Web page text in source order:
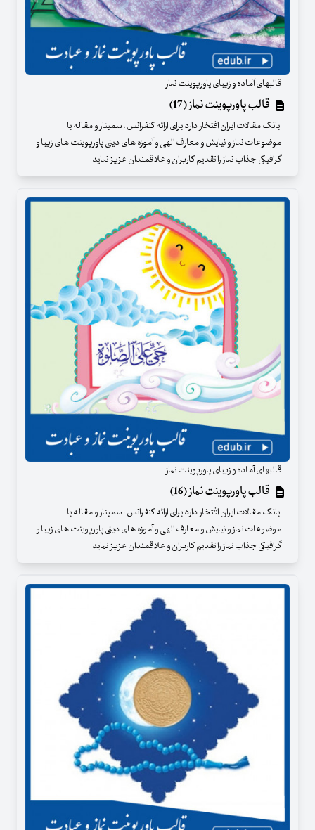
قالبهای آماده و زیبای پاورپوینت نماز
قالب پاورپوینت نماز (17)
بانک مقالات ایران افتخار دارد برای ارائه کنفرانس ، سمینار و مقاله با
موضوعات نماز و نیایش و معارف الهی و آموزه های دینی پاورپوینت های زیبا و
گرافیکی جذاب نماز را تقدیم کاربران و علاقمندان عزیز نماید
قالبهای آماده و زیبای پاورپوینت نماز
قالب پاورپوینت نماز (16)
بانک مقالات ایران افتخار دارد برای ارائه کنفرانس ، سمینار و مقاله با
موضوعات نماز و نیایش و معارف الهی و آموزه های دینی پاورپوینت های زیبا و
گرافیکی جذاب نماز را تقدیم کاربران و علاقمندان عزیز نماید